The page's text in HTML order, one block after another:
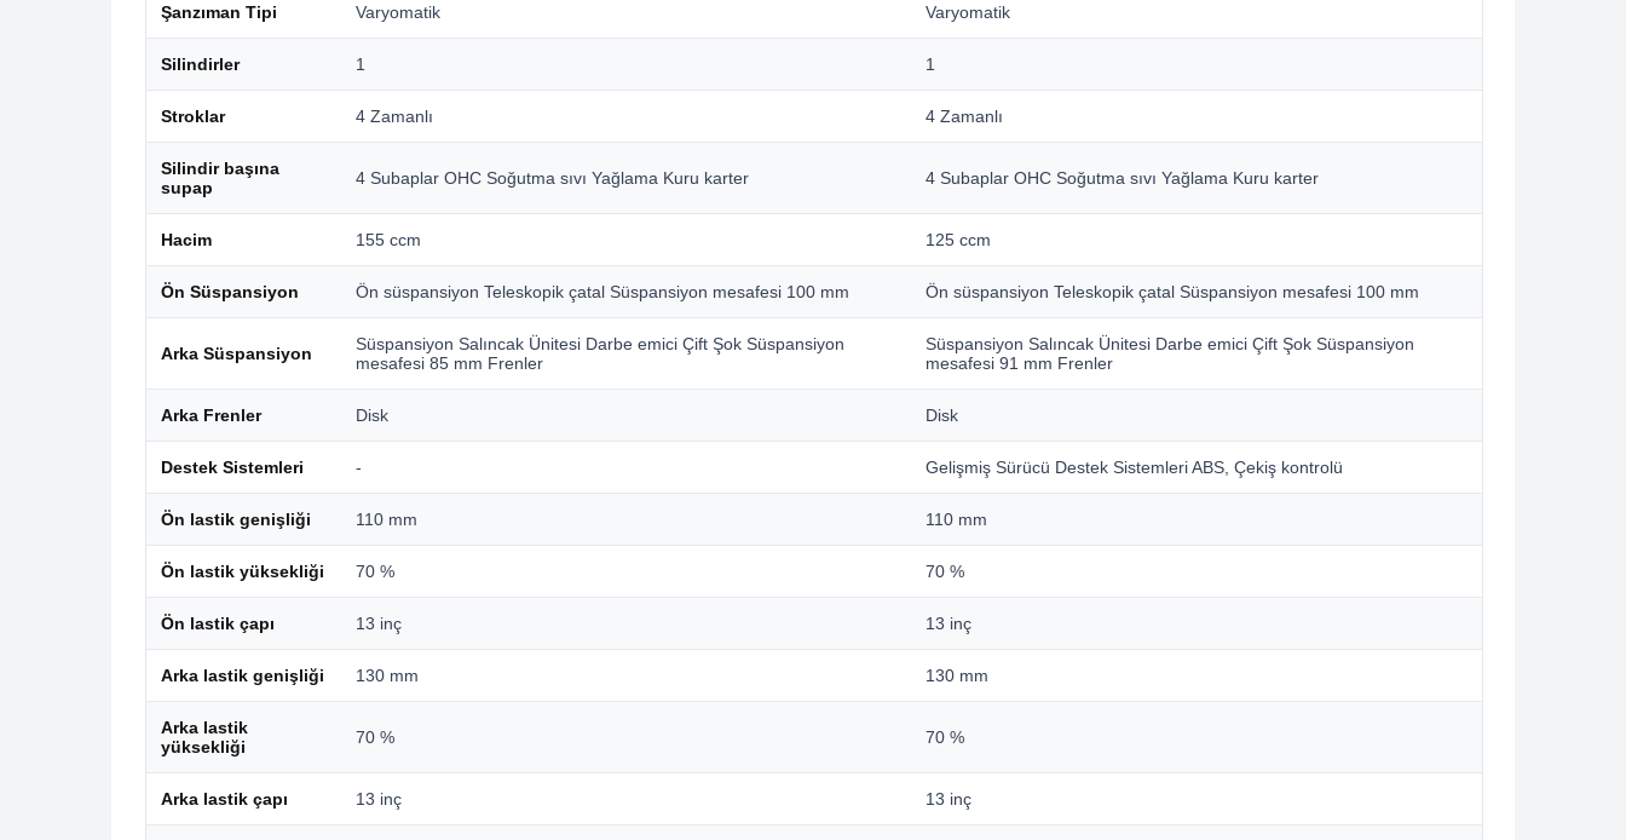
Şanzıman Tipi Varyomatik Varyomatik
Silindirler 1 1
Stroklar 4 Zamanlı 4 Zamanlı
Silindir başına
supap
4 Subaplar OHC Soğutma sıvı Yağlama Kuru karter 4 Subaplar OHC Soğutma sıvı Yağlama Kuru karter
Hacim 155 ccm 125 ccm
Ön Süspansiyon Ön süspansiyon Teleskopik çatal Süspansiyon mesafesi 100 mm Ön süspansiyon Teleskopik çatal Süspansiyon mesafesi 100 mm
Arka Süspansiyon
Süspansiyon Salıncak Ünitesi Darbe emici Çift Şok Süspansiyon
mesafesi 85 mm Frenler
Süspansiyon Salıncak Ünitesi Darbe emici Çift Şok Süspansiyon
mesafesi 91 mm Frenler
Arka Frenler Disk Disk
Destek Sistemleri - Gelişmiş Sürücü Destek Sistemleri ABS, Çekiş kontrolü
Ön lastik genişliği 110 mm 110 mm
Ön lastik yüksekliği 70 % 70 %
Ön lastik çapı 13 inç 13 inç
Arka lastik genişliği 130 mm 130 mm
Arka lastik
yüksekliği
70 % 70 %
Arka lastik çapı 13 inç 13 inç